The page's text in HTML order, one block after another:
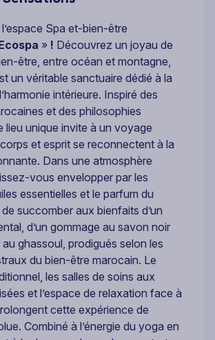
Spa et-bien-être
» ! Découvrez un joyau de
être, entre océan et montagne,
un véritable sanctuaire dédié à la
intérieure. Inspiré des
et des philosophies
lieu unique invite à un voyage
et esprit se reconnectent à la
Dans une atmosphère
vous envelopper par les
essentielles et le parfum du
succomber aux bienfaits d’un
d’un gommage au savon noir
au ghassoul, prodigués selon les
du bien-être marocain. Le
les salles de soins aux
et l’espace de relaxation face à
cette expérience de
Combiné à l’énergie du yoga en